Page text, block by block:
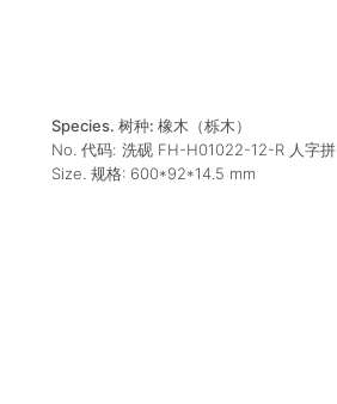
Species. 树种: 橡木（栎木）
No. 代码: 洗砚 FH-H01022-12-R 人字拼
Size. 规格: 600*92*14.5 mm